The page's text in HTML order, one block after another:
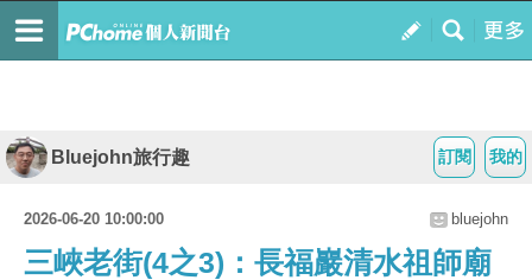
我的
訂閱
Bluejohn旅行趣
2026-06-20 10:00:00 bluejohn
三峽老街(4之3)：長福巖清水祖師廟